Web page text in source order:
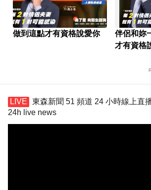
做到這點才有資格說愛你
伴侶和妳
才有資格
東森新聞 51 頻道 24 小時線上直
24h live news